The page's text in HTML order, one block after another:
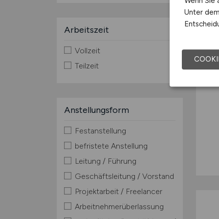
Arbeitszeit
Vollzeit
Teilzeit
Anstellungsform
Festanstellung
befristete Anstellung
Leitung / Führung
Geschäftsleitung / Vorstand
Projektarbeit / Freelancer
Arbeitnehmerüberlassung
Unter